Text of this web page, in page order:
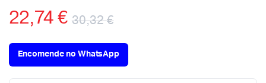
30,32€
22,74€
Encomende no WhatsApp